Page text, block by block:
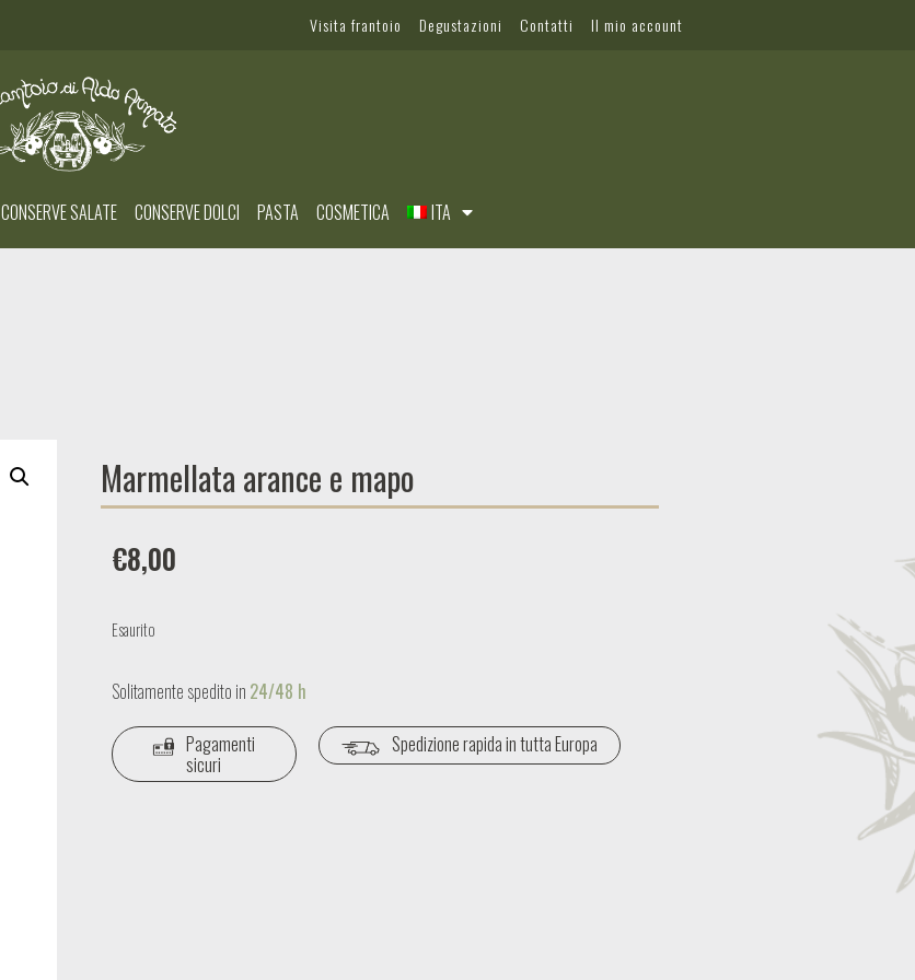
Visita frantoio Degustazioni Contatti Il mio account
CONSERVE SALATE CONSERVE DOLCI PASTA COSMETICA ITA
Marmellata arance e mapo
€8,00
Esaurito
Solitamente spedito in 24/48 h
Pagamenti
sicuri
Spedizione rapida in tutta Europa